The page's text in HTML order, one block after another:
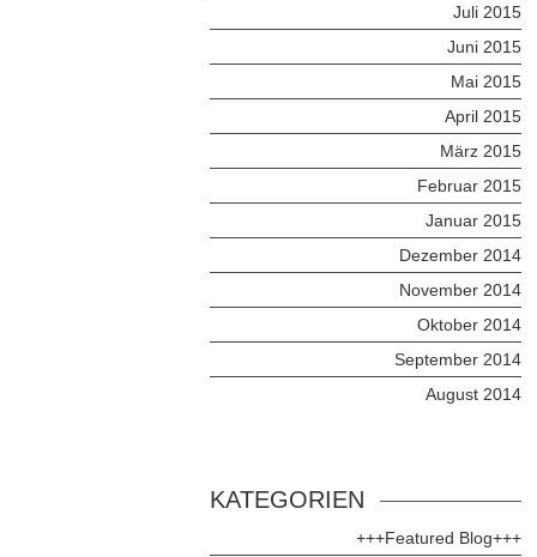
Juli 2015
Juni 2015
Mai 2015
April 2015
März 2015
Februar 2015
Januar 2015
Dezember 2014
November 2014
Oktober 2014
September 2014
August 2014
KATEGORIEN
+++Featured Blog+++